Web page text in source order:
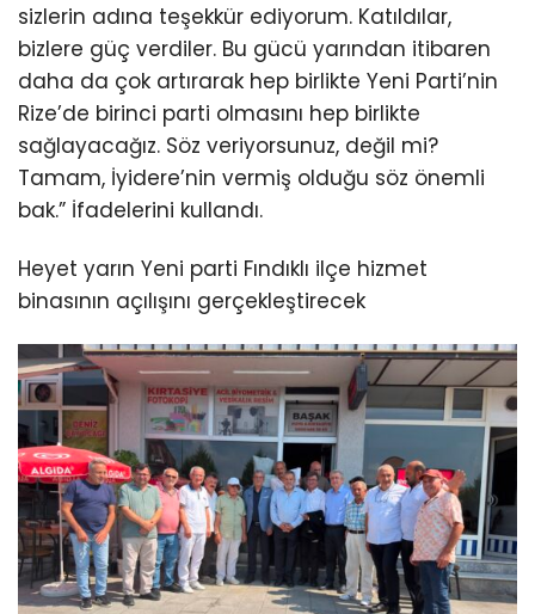
sizlerin adına teşekkür ediyorum. Katıldılar,
bizlere güç verdiler. Bu gücü yarından itibaren
daha da çok artırarak hep birlikte Yeni Parti’nin
Rize’de birinci parti olmasını hep birlikte
sağlayacağız. Söz veriyorsunuz, değil mi?
Tamam, İyidere’nin vermiş olduğu söz önemli
bak.” İfadelerini kullandı.
Heyet yarın Yeni parti Fındıklı ilçe hizmet
binasının açılışını gerçekleştirecek